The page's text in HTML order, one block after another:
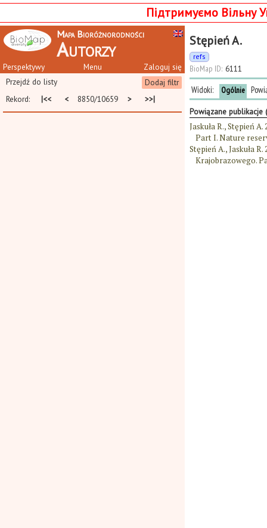
Підтримуємо Вільну
Mapa Bioróżnorodności
Autorzy
Perspektywy Zaloguj się
Menu
Dodaj filtr
Przejdź do listy
Rekord:
|<< < 8850/10659 > >>|
Stępień A.
refs
BioMap ID: 6111
Widoki: Ogólnie
Powiązane publikacje
Jaskuła R., Stępień
Part I. Nature
Stępień A., Jaskuła
Krajobrazowego.